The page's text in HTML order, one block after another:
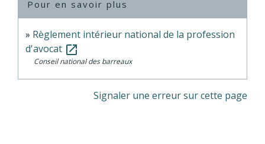
Pour en savoir plus
Règlement intérieur national de la profession
d'avocat open_in_new
Conseil national des barreaux
Signaler une erreur sur cette page